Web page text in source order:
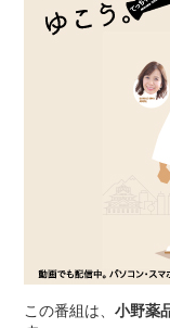
この番組は、小野薬